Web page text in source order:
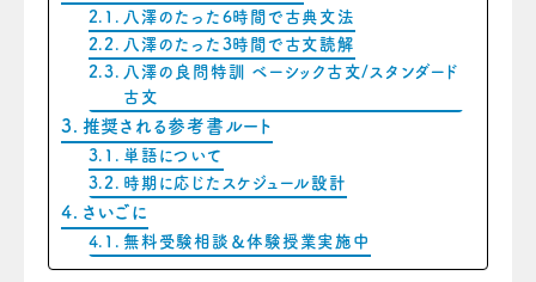
八澤のたった6時間で古典文法
八澤のたった3時間で古文読解
八澤の良問特訓 ベーシック古文/スタンダード
古文
推奨される参考書ルート
単語について
時期に応じたスケジュール設計
さいごに
無料受験相談＆体験授業実施中